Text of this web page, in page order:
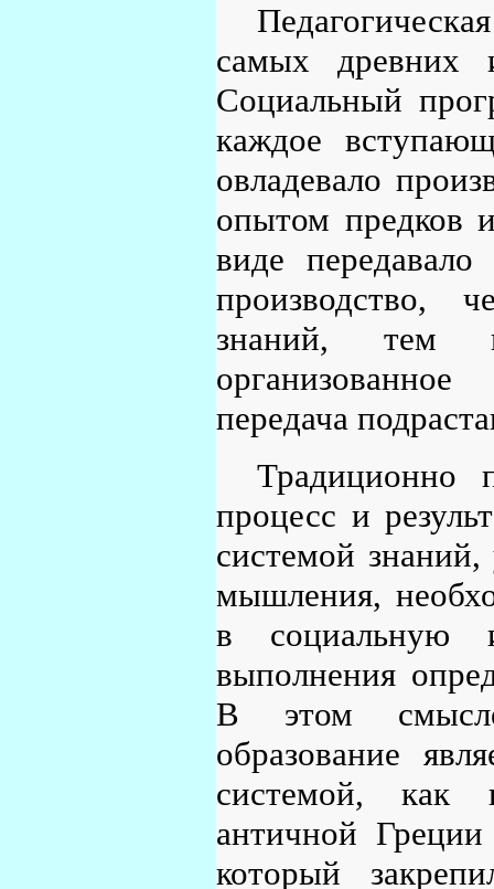
самых древних
Социальный
каждое
овладевало
опытом предков
виде
производство,
знаний, тем
передача
Традиционно
процесс и
системой
мышления,
в социальную
выполнения
В этом
образование
системой, как
античной
который